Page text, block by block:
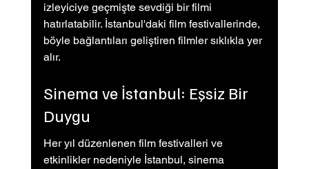
izleyiciye geçmişte sevdiği bir filmi
hatırlatabilir. İstanbul'daki film festivallerinde,
böyle bağlantıları geliştiren filmler sıklıkla yer
alır.
Sinema ve İstanbul: Eşsiz Bir
Duygu
Her yıl düzenlenen film festivalleri ve
etkinlikler nedeniyle İstanbul, sinema